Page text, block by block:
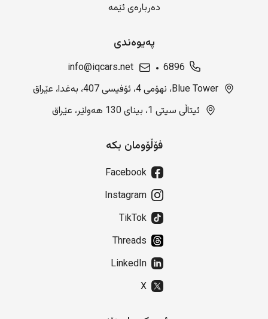
دەربارەی ئێمە
پەیوەندی
6896
info@iqcars.net
Blue Tower، نهۆمی 4، ئۆفیسی 407، بەغدا، عێراق
ئیتاڵی سیتی 1، بینای 130 هەولێر، عێراق
فۆڵۆومان بکە
Facebook
Instagram
TikTok
Threads
LinkedIn
X